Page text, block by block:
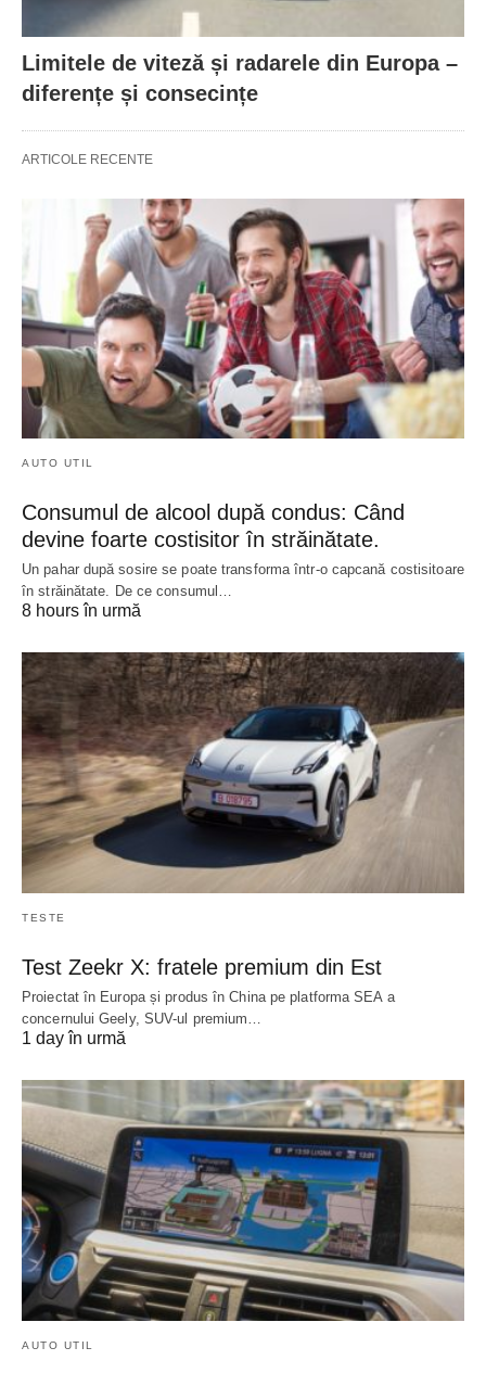
Limitele de viteză și radarele din Europa –
diferențe și consecințe
ARTICOLE RECENTE
AUTO UTIL
Consumul de alcool după condus: Când
devine foarte costisitor în străinătate.
Un pahar după sosire se poate transforma într-o capcană costisitoare
în străinătate. De ce consumul…
8 hours în urmă
TESTE
Test Zeekr X: fratele premium din Est
Proiectat în Europa și produs în China pe platforma SEA a
concernului Geely, SUV-ul premium…
1 day în urmă
AUTO UTIL